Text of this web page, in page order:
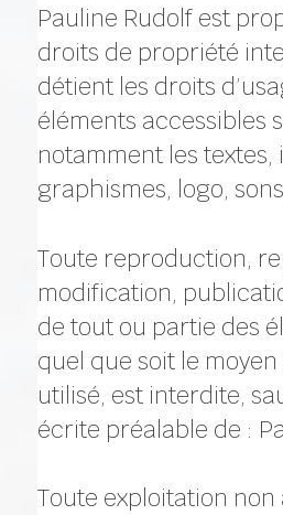
Pauline Rudolf est
droits de propriété
détient les droits
éléments accessibles
notamment les textes,
graphismes, logo,
Toute reproduction,
modification,
de tout ou partie des
quel que soit le
utilisé, est interdite,
écrite préalable de :
Toute exploitation